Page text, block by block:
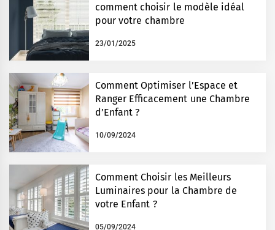
comment choisir le modèle idéal
pour votre chambre
23/01/2025
Comment Optimiser l’Espace et
Ranger Efficacement une Chambre
d’Enfant ?
10/09/2024
Comment Choisir les Meilleurs
Luminaires pour la Chambre de
votre Enfant ?
05/09/2024